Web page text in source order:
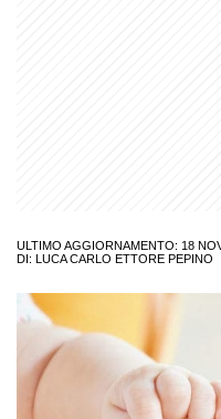
ULTIMO AGGIORNAMENTO: 18
DI: LUCA CARLO ETTORE PEPINO